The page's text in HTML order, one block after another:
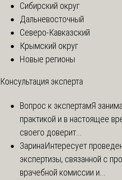
Сибирский округ
Дальневосточный
Северо-Кавказский
Крымский округ
Новые регионы
Консультация эксперта
Вопрос к экспертамЯ
практикой и в настоящее
своего доверит...
ЗаринаИнтересует
экспертизы, связанной с
врачебной комиссии и...